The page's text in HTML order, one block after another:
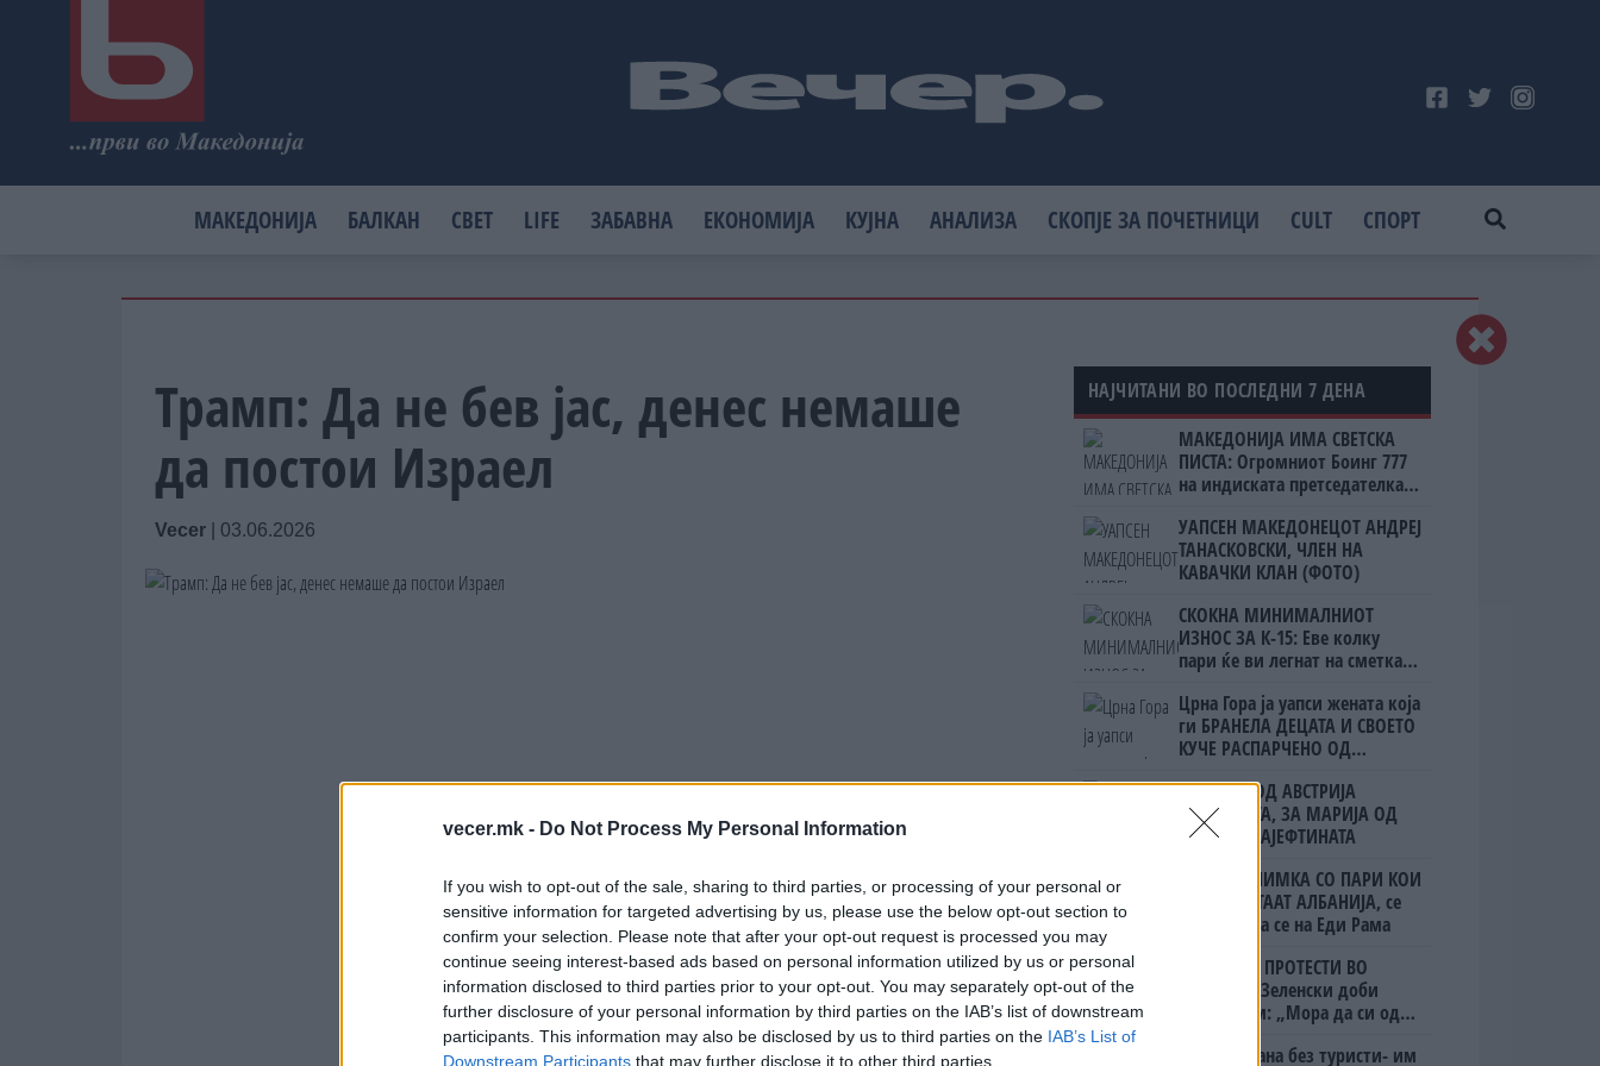
vecer.mk - Do Not Process My Personal Information
If you wish to opt-out of the sale, sharing to third parties, or processing of your personal or
sensitive information for targeted advertising by us, please use the below opt-out section to
confirm your selection. Please note that after your opt-out request is processed you may
continue seeing interest-based ads based on personal information utilized by us or personal
information disclosed to third parties prior to your opt-out. You may separately opt-out of the
further disclosure of your personal information by third parties on the IAB’s list of downstream
participants. This information may also be disclosed by us to third parties on the IAB’s List of
Downstream Participants that may further disclose it to other third parties.
МАКЕДОНИЈА БАЛКАН СВЕТ LIFE ЗАБАВНА ЕКОНОМИЈА КУЈНА АНАЛИЗА СКОПЈЕ ЗА ПОЧЕТНИЦИ CULT СПОРТ
Трамп: Да не бев јас, денес немаше
да постои Израел
Vecer 03.06.2026
НАЈЧИТАНИ ВО ПОСЛЕДНИ 7 ДЕНА
МАКЕДОНИЈА ИМА СВЕТСКА
ПИСТА: Огромниот Боинг 777
на индиската претседателка
Скопје
УАПСЕН МАКЕДОНЕЦОТ АНДРЕЈ
ТАНАСКОВСКИ, ЧЛЕН НА
КАВАЧКИ КЛАН (ФОТО)
СКОКНА МИНИМАЛНИОТ
ИЗНОС ЗА К-15: Еве колку
пари ќе ви легнат на сметка
Црна Гора ја уапси жената која
ги БРАНЕЛА ДЕЦАТА И СВОЕТО
КУЧЕ РАСПАРЧЕНО ОД
ЗА БЕРТА ОД АВСТРИЈА
НАЈСКАПАТА, ЗА МАРИЈА ОД
ГРЦИЈА - НАЈЕФТИНАТА
(Видео) СНИМКА СО ПАРИ КОИ
ЈА НАПУШТААТ АЛБАНИЈА, се
тврди дека се на Еди Рама
ПРЕСВРТ И ПРОТЕСТИ ВО
УКРАИНА, Зеленски доби
ултиматум: „Мора да си оди,
Дубаи остана без туристи- им